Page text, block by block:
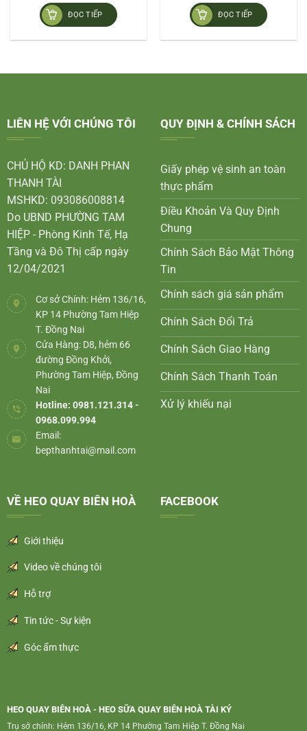
ĐỌC TIẾP ĐỌC TIẾP
LIÊN HỆ VỚI CHÚNG TÔI
CHỦ HỘ KD: DANH PHAN
THANH TÀI
MSHKD: 093086008814
Do UBND PHƯỜNG TAM
HIỆP - Phòng Kinh Tế, Hạ
Tầng và Đô Thị cấp ngày
12/04/2021
Cơ sở Chính: Hẻm 136/16,
KP 14 Phường Tam Hiệp
T. Đồng Nai
Cửa Hàng: D8, hẻm 66
đường Đồng Khởi,
Phường Tam Hiệp, Đồng
Nai
Hotline: 0981.121.314 -
0968.099.994
Email:
bepthanhtai@mail.com
QUY ĐỊNH & CHÍNH SÁCH
Giấy phép vệ sinh an toàn
thực phẩm
Điều Khoản Và Quy Định
Chung
Chính Sách Bảo Mật Thông
Tin
Chính sách giá sản phẩm
Chính Sách Đổi Trả
Chính Sách Giao Hàng
Chính Sách Thanh Toán
Xử lý khiếu nại
VỀ HEO QUAY BIÊN HOÀ
Giới thiệu
Video về chúng tôi
Hỗ trợ
Tin tức - Sự kiện
Góc ẩm thực
FACEBOOK
HEO QUAY BIÊN HOÀ - HEO SỮA QUAY BIÊN HOÀ TÀI KÝ
Trụ sở chính: Hẻm 136/16, KP 14 Phường Tam Hiệp T. Đồng Nai